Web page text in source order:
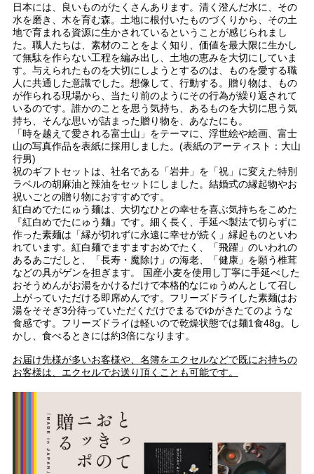
日本には、良いものがたくさんあります。清く澄んだ水に、その
水を磨き、木を育む森。土地に根付いたものづくりから、その土
地で育まれる資源に生かされているということが感じられまし
た。職人たちは、素材のことをよく知り、価値を最大限に生かし
て無駄を作らない工程を編み出し、土地の恵みを大切にしていま
す。与えられたものを大切にしようとするのは、ものを愛する職
人に共通した意識でした。想像して、行動する。贈り物は、もの
が作られる現場から、当たり前のようにその行為が繰り返されて
いるのです。誰かのことを思う気持ち、あるものを大切に思う気
持ち、そんな思いが詰まった贈り物を、あなたにも。
「時を越えて愛される富士山」をテーマに、浮世絵や絵画、富士
山の写真作品を表紙に採用しました。(表紙のアーティスト：大山
行男)
祝のギフトセットは、社名である「岩井」を「祝」に変えた特別
ラベルの胡麻油と辣油をセットにしました。結婚式の縁起物やお
祝いごとの贈り物におすすめです。
紅白めでたにゅう麺は、大切なひとの幸せを喜ぶ気持ちをこめた
『紅白めでたにゅう麺』です。細く長く、手延べ製法で切らずに
作った素麺は「縁が切れずに永遠に幸せが続く」縁起ものといわ
れています。紅白麺でますますおめでたく、「飛躍」のいわれの
あるあごだしと、「長寿・魔除け」の海老、「健康」を願う椎茸
などの具がゲンを担ぎます。 国産小麦を使用し丁寧に手延べした
おそうめんがお湯をかけるだけで本格的なにゅうめんとして召し
上がっていただける即席めんです。フリーズドライした素麺はお
湯をそそぎ3分待っていただくだけでまるでゆがきたてのような
食感です。フリーズドライは軽いので乾燥状態では麺1食48g。し
かし、食べるときには約3倍になります。
お届け先様が多いお客様や、名簿をエクセルなどで既にお持ちの
お客様は、エクセルでお送り頂くことも可能です。